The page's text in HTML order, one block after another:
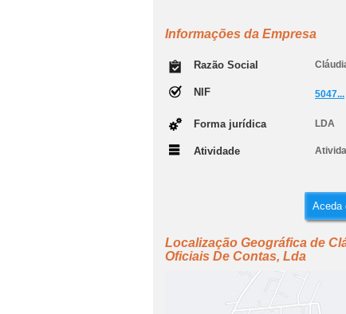
Informações da Empresa
Razão Social
NIF 5047...
Forma jurídica LDA
Atividade
Aceda
Localização Geográfica de
Oficiais De Contas, Lda